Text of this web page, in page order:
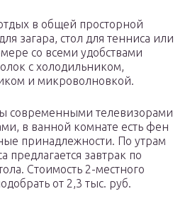
в общей просторной
загара, стол для тенниса или
со всеми удобствами
с холодильником,
и микроволновкой.
современными телевизорами
в ванной комнате есть фен
принадлежности. По утрам
предлагается завтрак по
Стоимость 2-местного
от 2,3 тыс. руб.